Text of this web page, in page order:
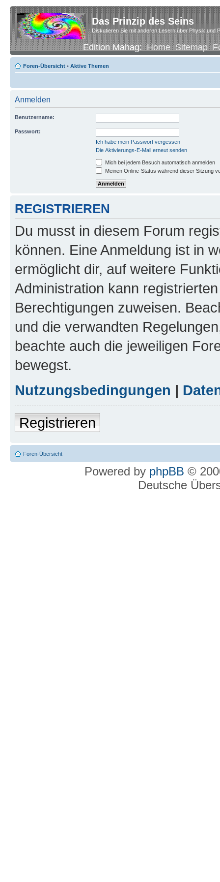
Das Prinzip des Seins
Diskutieren Sie mit anderen Lesern über Physik und
Edition Mahag:Home Sitemap
Foren-Übersicht • Aktive Themen
Anmelden
Benutzername:
Passwort:
Ich habe mein Passwort vergessen
Die Aktivierungs-E-Mail erneut senden
Mich bei jedem Besuch automatisch anmelden
Meinen Online-Status während dieser Sitzung
REGISTRIEREN
Du musst in diesem Forum
können. Eine Anmeldung ist in
ermöglicht dir, auf weitere
Administration kann
Berechtigungen zuweisen.
und die verwandten
beachte auch die jeweiligen
bewegst.
Nutzungsbedingungen |
Registrieren
Foren-Übersicht
Powered by phpBB ©
Deutsche